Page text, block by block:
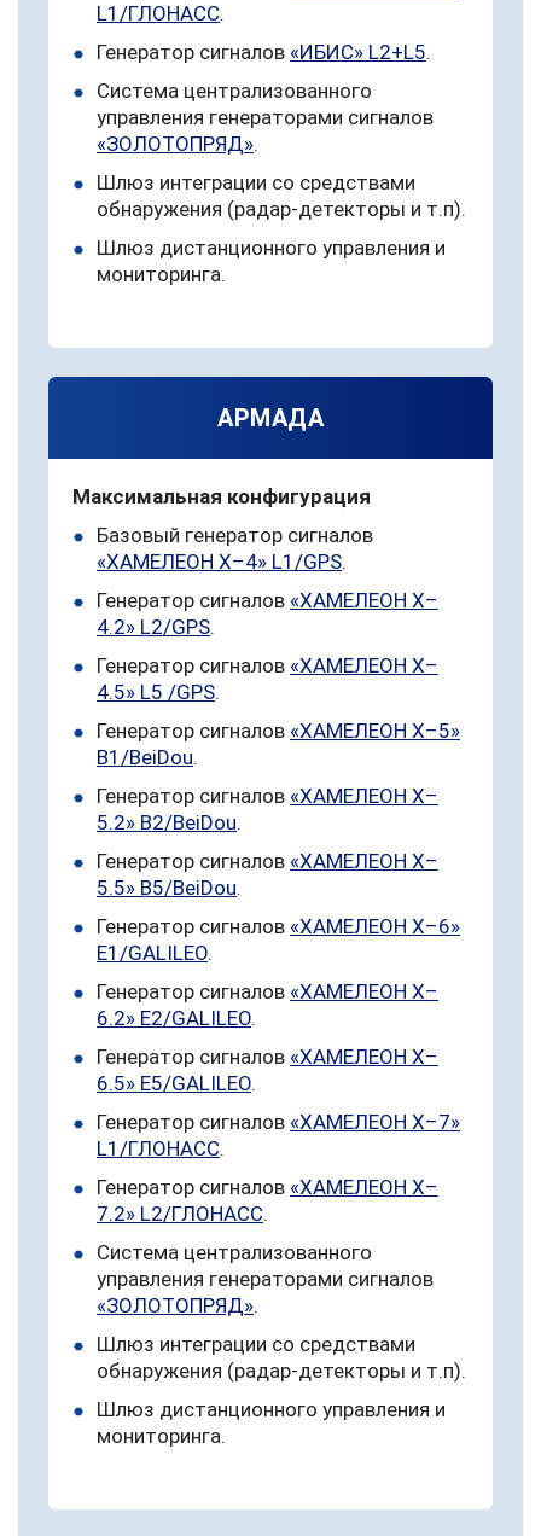
L1/ГЛОНАСС.
Генератор сигналов «ИБИС» L2+L5.
Система централизованного
управления генераторами сигналов
«ЗОЛОТОПРЯД».
Шлюз интеграции со средствами
обнаружения (радар-детекторы и т.п).
Шлюз дистанционного управления и
мониторинга.
АРМАДА
Максимальная конфигурация
Базовый генератор сигналов
«ХАМЕЛЕОН Х–4» L1/GPS.
Генератор сигналов «ХАМЕЛЕОН Х–
4.2» L2/GPS.
Генератор сигналов «ХАМЕЛЕОН Х–
4.5» L5 /GPS.
Генератор сигналов «ХАМЕЛЕОН Х–5»
B1/BeiDou.
Генератор сигналов «ХАМЕЛЕОН Х–
5.2» B2/BeiDou.
Генератор сигналов «ХАМЕЛЕОН Х–
5.5» B5/BeiDou.
Генератор сигналов «ХАМЕЛЕОН Х–6»
E1/GALILEO.
Генератор сигналов «ХАМЕЛЕОН Х–
6.2» E2/GALILEO.
Генератор сигналов «ХАМЕЛЕОН Х–
6.5» E5/GALILEO.
Генератор сигналов «ХАМЕЛЕОН Х–7»
L1/ГЛОНАСС.
Генератор сигналов «ХАМЕЛЕОН Х–
7.2» L2/ГЛОНАСС.
Система централизованного
управления генераторами сигналов
«ЗОЛОТОПРЯД».
Шлюз интеграции со средствами
обнаружения (радар-детекторы и т.п).
Шлюз дистанционного управления и
мониторинга.